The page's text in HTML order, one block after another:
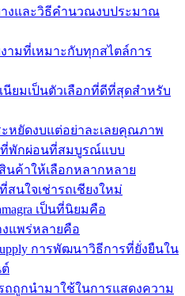
างและวิธีคำนวณงบประมาณ
ามที่เหมาะกับทุกสไตล์การ
ยมเป็นตัวเลือกที่ดีที่สุดสำหรับ
ะหยัดงบแต่อย่าละเลยคุณภาพ
พักผ่อนที่สมบูรณ์แบบ
นค้าให้เลือกหลากหลาย
สนใจเช่ารถเชียงใหม่
เป็นที่นิยมคือ
งแพร่หลายคือ
supply การพัฒนาวิธีการที่ยั่งยืนใน
รถถูกนำมาใช้ในการแสดงความ